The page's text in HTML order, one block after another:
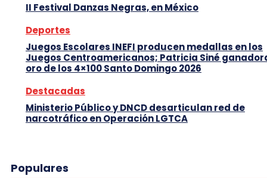
II Festival Danzas Negras, en México
Deportes
Juegos Escolares INEFI producen medallas en los
Juegos Centroamericanos; Patricia Siné
oro de los 4×100 Santo Domingo 2026
Destacadas
Ministerio Público y DNCD desarticulan red de
narcotráfico en Operación LGTCA
Populares